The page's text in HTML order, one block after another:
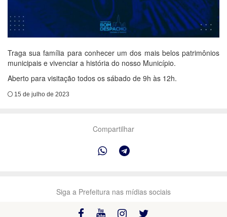
Traga sua família para conhecer um dos mais belos patrimônios
municipais e vivenciar a história do nosso Município.
Aberto para visitação todos os sábado de 9h às 12h.
15 de julho de 2023
Compartilhar
Siga a Prefeitura nas mídias sociais